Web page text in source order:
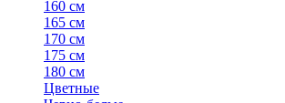
160 см
165 см
170 см
175 см
180 см
Цветные